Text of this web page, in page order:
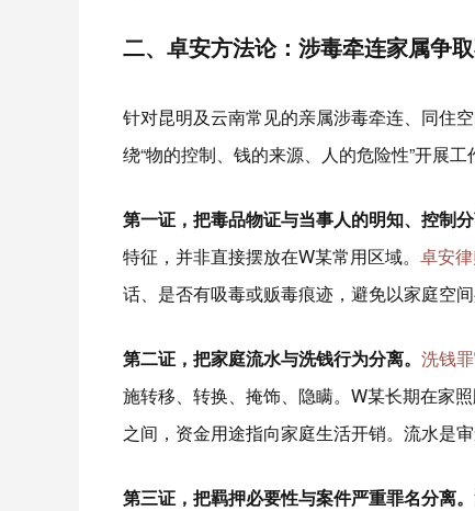
二、卓安方法论：涉毒牵连家属争
针对昆明及云南常见的亲属涉毒牵连、同住
绕“物的控制、钱的来源、人的危险性”开展工
第一证，把毒品物证与当事人的明知、控制分
特征，并非直接摆放在W某常用区域。 卓安
话、是否有吸毒或贩毒痕迹，避免以家庭空间
第二证，把家庭流水与洗钱行为分离。 洗钱罪
施转移、转换、掩饰、隐瞒。W某长期在家
之间，资金用途指向家庭生活开销。流水是
第三证，把羁押必要性与案件严重罪名分离。